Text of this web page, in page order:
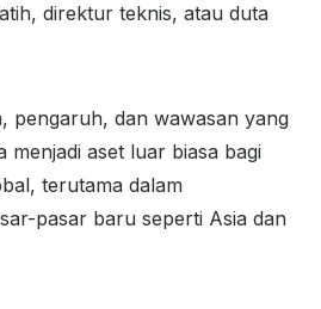
direktur teknis, atau duta
pengaruh, dan wawasan yang
menjadi aset luar biasa bagi
terutama dalam
pasar baru seperti Asia dan